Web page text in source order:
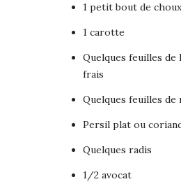
1 petit bout de
1 carotte
Quelques feuilles
frais
Quelques feuilles de
Persil plat ou
Quelques radis
1/2 avocat